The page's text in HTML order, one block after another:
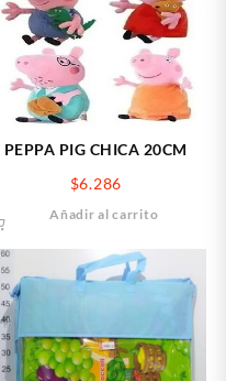
PEPPA PIG CHICA 20CM
$6.286
Añadir al carrito